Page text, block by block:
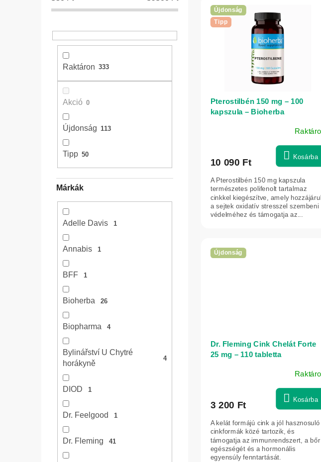
Raktáron 333
Akció 0
Újdonság 113
Tipp 50
Márkák
Adelle Davis 1
Annabis 1
BFF 1
Bioherba 26
Biopharma 4
Bylinářství U Chytré
horákyně
4
DIOD 1
Dr. Feelgood 1
Dr. Fleming 41
Újdonság
Tipp
Pterostilbén 150 mg – 100
kapszula – Bioherba
10 090 Ft Kosárba
A Pterostilbén 150 mg kapszula
természetes polifenolt tartalmaz
cinkkel kiegészítve, amely hozzájárul
a sejtek oxidatív stresszel szembeni
védelméhez és támogatja az...
Újdonság
Dr. Fleming Cink Chelát Forte
25 mg – 110 tabletta
3 200 Ft Kosárba
A kelát formájú cink a jól hasznosuló
cinkformák közé tartozik, és
támogatja az immunrendszert, a bőr
egészségét és a hormonális
egyensúly fenntartását.